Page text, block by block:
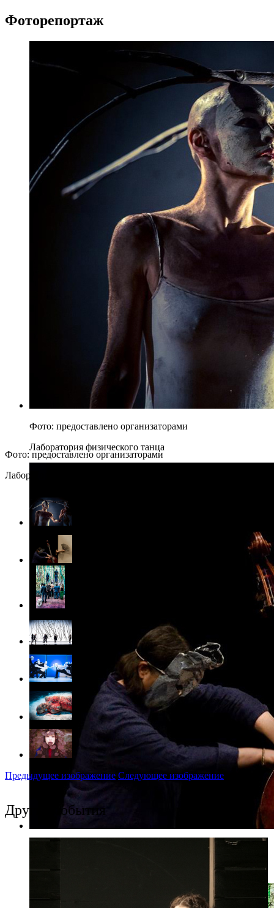
Фоторепортаж
Фото: предоставлено организаторами
Лаборатория физического танца
Фото: предоставлено организаторами
Лаборатория физического танца
Предыдущее изображение Следующее изображение
Другие события